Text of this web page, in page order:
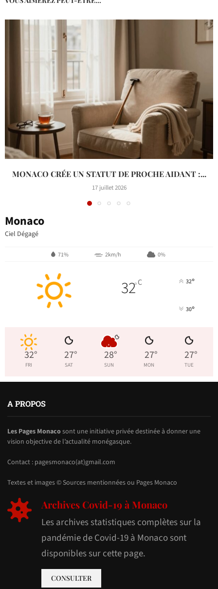
MONACO CRÉE UN STATUT DE PROCHE AIDANT :...
17 juillet 2026
Monaco
Ciel Dégagé
71% 2km/h 0%
32°C 32°
30°
32°
FRI
27°
SAT
28°
SUN
27°
MON
27°
TUE
A PROPOS
Les Pages Monacosont une initiative privée destinée à donner une
vision objective de l’actualité monégasque.
Contact : pagesmonaco(at)gmail.com
Textes et images © Sources mentionnées ou Pages Monaco
Archives Covid-19 à Monaco
Les archives statistiques complètes sur la
pandémie de Covid-19 à Monaco sont
disponibles sur cette page.
CONSULTER